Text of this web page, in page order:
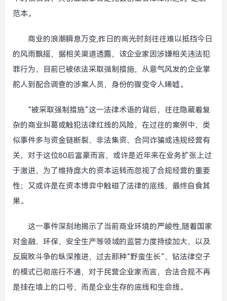
范本。
商业的浪潮瞬息万变,昨日的高光时刻往往难以抵挡今日
的风雨飘摇，据相关渠道透露，该企业家因涉嫌相关违法犯
罪行为，目前已被依法采取强制措施，从意气风发的企业掌
舵人到配合调查的涉案人员，身份的骤变令人唏嘘。
“被采取强制措施”这一法律术语的背后，往往隐藏着复
杂的商业纠葛或触犯法律红线的风险，在过往的案例中，类
似事件多与资金链断裂、非法集资、合同诈骗或违规经营有
关，对于这位80后富豪而言，或许是近年来在业务扩张上过
于激进，为了维持庞大的资本运转而忽视了合规经营的重要
性；又或许是在资本博弈中触碰了法律的底线，最终自食其
果。
这一事件深刻地揭示了当前商业环境的严峻性,随着国家
对金融、环保、安全生产等领域的监管力度持续加大，以及
反腐败斗争的纵深推进，过去那种“野蛮生长”、钻法律空子
的模式已彻底行不通，对于民营企业家而言，合法合规不再
是挂在墙上的口号，而是企业生存的底线和生命线。